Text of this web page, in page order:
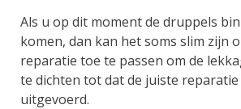
Als u op dit moment de druppels
komen, dan kan het soms slim zijn
reparatie toe te passen om de
te dichten tot dat de juiste reparatie
uitgevoerd.